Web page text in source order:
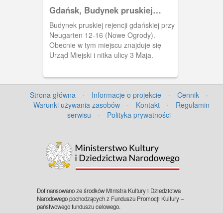
Gdańsk, Budynek pruskiej
rejencji gdańskiej
Budynek pruskiej rejencji gdańskiej przy
Neugarten 12-16 (Nowe Ogrody).
Obecnie w tym miejscu znajduje się
Urząd Miejski i nitka ulicy 3 Maja.
Strona główna · Informacje o projekcie · Cennik
·
Warunki używania zasobów
· Kontakt ·
Regulamin
serwisu
· Polityka prywatności
Dofinansowano ze środków Ministra Kultury i Dziedzictwa
Narodowego pochodzących z Funduszu Promocji Kultury –
państwowego funduszu celowego.